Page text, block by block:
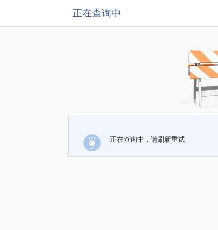
正在查询中
正在查询中，请刷新重试